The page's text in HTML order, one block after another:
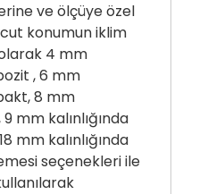
ve ölçüye özel
konumun iklim
4 mm
, 6 mm
8 mm
9 mm kalınlığında
mm kalınlığında
seçenekleri ile